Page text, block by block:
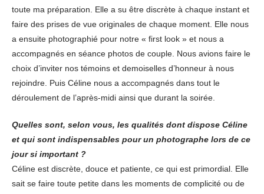
toute ma préparation. Elle a su être discrète à chaque instant et
faire des prises de vue originales de chaque moment. Elle nous
a ensuite photographié pour notre « first look » et nous a
accompagnés en séance photos de couple. Nous avions faire le
choix d’inviter nos témoins et demoiselles d’honneur à nous
rejoindre. Puis Céline nous a accompagnés dans tout le
déroulement de l’après-midi ainsi que durant la soirée.
Quelles sont, selon vous, les qualités dont dispose Céline
et qui sont indispensables pour un photographe lors de ce
jour si important ?
Céline est discrète, douce et patiente, ce qui est primordial. Elle
sait se faire toute petite dans les moments de complicité ou de